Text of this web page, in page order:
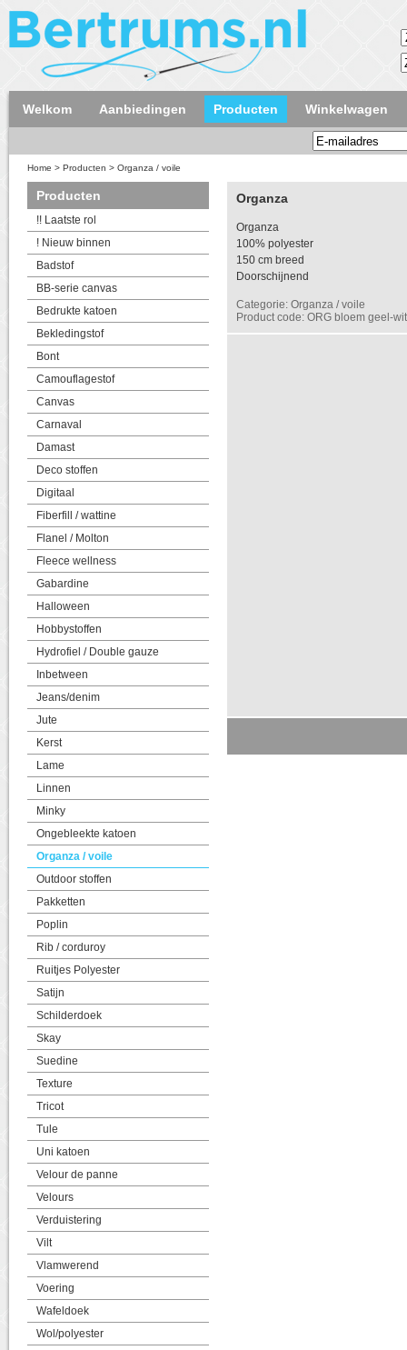
Welkom Aanbiedingen Producten Winkelwagen
Home > Producten > Organza / voile
Producten
!! Laatste rol
! Nieuw binnen
Badstof
BB-serie canvas
Bedrukte katoen
Bekledingstof
Bont
Camouflagestof
Canvas
Carnaval
Damast
Deco stoffen
Digitaal
Fiberfill / wattine
Flanel / Molton
Fleece wellness
Gabardine
Halloween
Hobbystoffen
Hydrofiel / Double gauze
Inbetween
Jeans/denim
Jute
Kerst
Lame
Linnen
Minky
Ongebleekte katoen
Organza / voile
Outdoor stoffen
Pakketten
Poplin
Rib / corduroy
Ruitjes Polyester
Satijn
Schilderdoek
Skay
Suedine
Texture
Tricot
Tule
Uni katoen
Velour de panne
Velours
Verduistering
Vilt
Vlamwerend
Voering
Wafeldoek
Wol/polyester
Organza
Organza
100% polyester
150 cm breed
Doorschijnend
Categorie: Organza / voile
Product code: ORG bloem geel-wit